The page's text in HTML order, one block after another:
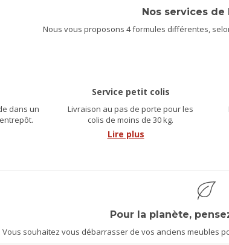
Nos services de
Nous vous proposons 4 formules différentes,
dans un
Service petit colis
Livraison au pas de porte pour les
colis de moins de 30 kg.
Lire plus
Pour la planète,
Vous souhaitez vous débarrasser de vos anciens meubles